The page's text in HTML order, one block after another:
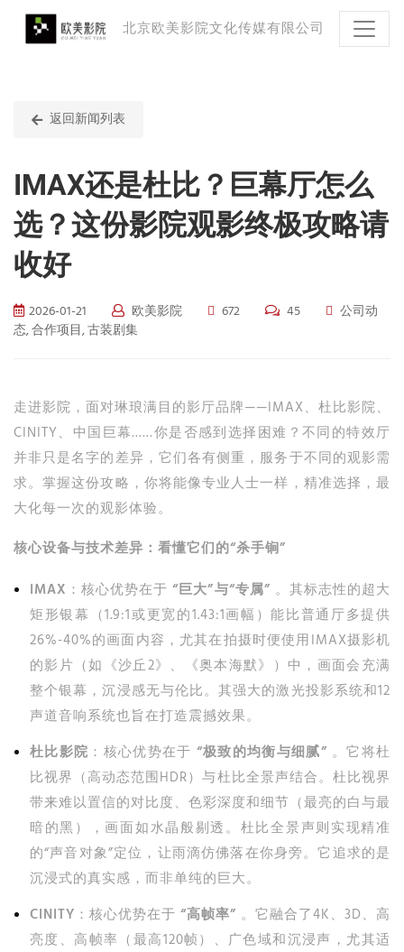
北京欧美影院文化传媒有限公司
返回新闻列表
IMAX还是杜比？巨幕厅怎么
选？这份影院观影终极攻略请
收好
2026-01-21 欧美影院 672 45
公司动
态, 合作项目, 古装剧集
走进影院，面对琳琅满目的影厅品牌——IMAX、杜比影院、
CINITY、中国巨幕……你是否感到选择困难？不同的特效厅
并非只是名字的差异，它们各有侧重，服务于不同的观影需
求。掌握这份攻略，你将能像专业人士一样，精准选择，最
大化每一次的观影体验。
核心设备与技术差异：看懂它们的“杀手锏”
IMAX ：核心优势在于“巨大”与“专属” 。其标志性的超大
矩形银幕（1.9:1或更宽的1.43:1画幅）能比普通厅多提供
26%-40%的画面内容，尤其在拍摄时便使用IMAX摄影机
的影片（如《沙丘2》、《奥本海默》）中，画面会充满
整个银幕，沉浸感无与伦比。其强大的激光投影系统和12
声道音响系统也旨在打造震撼效果。
杜比影院 ：核心优势在于 “极致的均衡与细腻” 。它将杜
比视界（高动态范围HDR）与杜比全景声结合。杜比视界
带来难以置信的对比度、色彩深度和细节（最亮的白与最
暗的黑），画面如水晶般剔透。杜比全景声则实现精准
的“声音对象”定位，让雨滴仿佛落在你身旁。它追求的是
沉浸式的真实感，而非单纯的巨大。
CINITY ：核心优势在于 “高帧率” 。它融合了4K、3D、高
亮度、高帧率（最高120帧）、广色域和沉浸声，尤其适